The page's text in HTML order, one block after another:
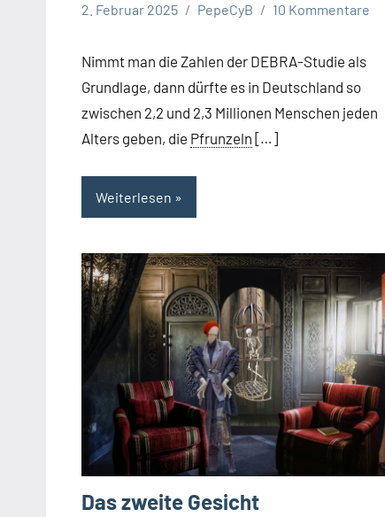
2. Februar 2025
PepeCyB 10 Kommentare
Nimmt man die Zahlen der DEBRA-Studie als
Grundlage, dann dürfte es in Deutschland so
zwischen 2,2 und 2,3 Millionen Menschen jeden
Alters geben, die Pfrunzeln […]
Weiterlesen
Das zweite Gesicht